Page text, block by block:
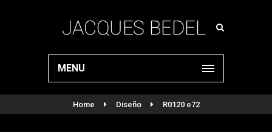
MENU
Home Diseño R0120 e72